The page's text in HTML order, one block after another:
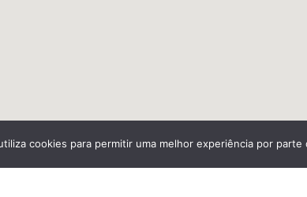
cookies para permitir uma melhor experiência por